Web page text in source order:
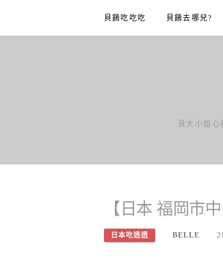
content
貝餚吃吃吃 貝餚去哪兒?
貝大小姐
【日本 福岡市
日本吃透透 BELLE